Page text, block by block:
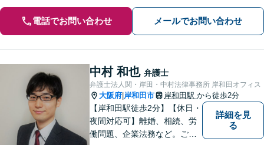
電話でお問い合わせ メールでお問い合わせ
中村 和也 弁護士
弁護士法人関・岸田・中村法律事務所 岸和田オフィス
大阪府 岸和田市 岸和田駅 から徒歩2分
【岸和田駅徒歩2分】【休日・
夜間対応可】離婚、相続、労
働問題、企業法務など。ご依
詳細を見
る